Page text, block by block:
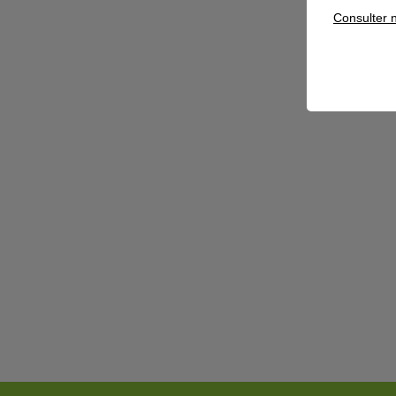
Consulter